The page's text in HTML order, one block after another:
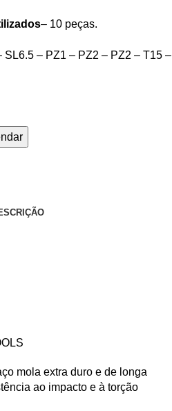
– 10 peças.
SL6.5 – PZ1 – PZ2 – PZ2 – T15 –
mola extra duro e de longa
ao impacto e à torção